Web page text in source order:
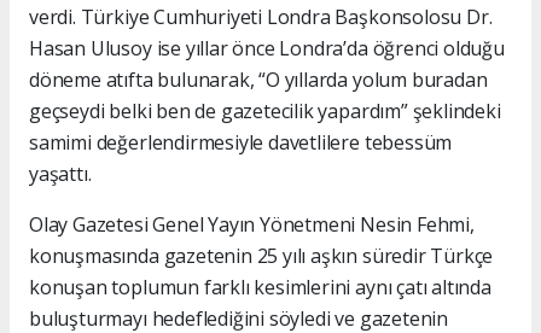
verdi. Türkiye Cumhuriyeti Londra Başkonsolosu Dr.
Hasan Ulusoy ise yıllar önce Londra’da öğrenci olduğu
döneme atıfta bulunarak, “O yıllarda yolum buradan
geçseydi belki ben de gazetecilik yapardım” şeklindeki
samimi değerlendirmesiyle davetlilere tebessüm
yaşattı.
Olay Gazetesi Genel Yayın Yönetmeni Nesin Fehmi,
konuşmasında gazetenin 25 yılı aşkın süredir Türkçe
konuşan toplumun farklı kesimlerini aynı çatı altında
buluşturmayı hedeflediğini söyledi ve gazetenin